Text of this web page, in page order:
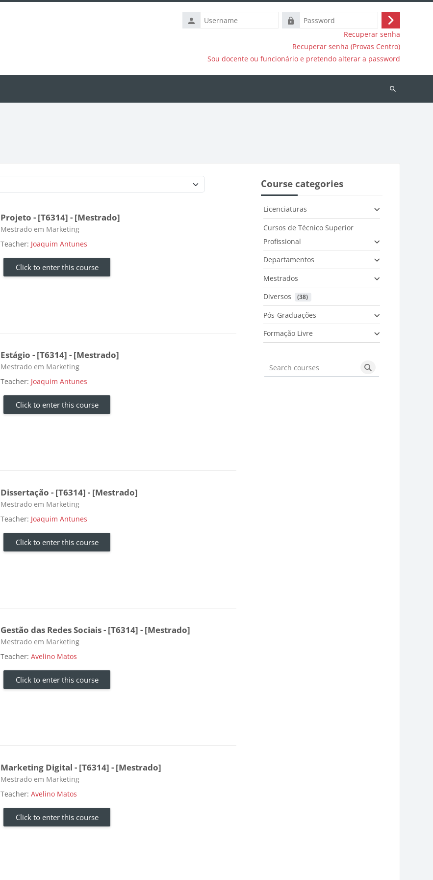
Username
Password
Log
in
Recuperar senha
Recuperar senha (Provas Centro)
Sou docente ou funcionário e pretendo alterar a password
Search
Projeto - [T6314] - [Mestrado]
Course category
Mestrado em Marketing
Teacher: Joaquim Antunes
Click to enter this course
Estágio - [T6314] - [Mestrado]
Course category
Mestrado em Marketing
Teacher: Joaquim Antunes
Click to enter this course
Dissertação - [T6314] - [Mestrado]
Course category
Mestrado em Marketing
Teacher: Joaquim Antunes
Click to enter this course
Gestão das Redes Sociais - [T6314] - [Mestrado]
Course category
Mestrado em Marketing
Teacher:Avelino Matos
Click to enter this course
Marketing Digital - [T6314] - [Mestrado]
Course category
Mestrado em Marketing
Teacher:Avelino Matos
Click to enter this course
Course categories
Licenciaturas
Cursos de Técnico Superior
Profissional
Departamentos
Mestrados
Diversos
(38)
Pós-Graduações
Formação Livre
Search courses Search courses